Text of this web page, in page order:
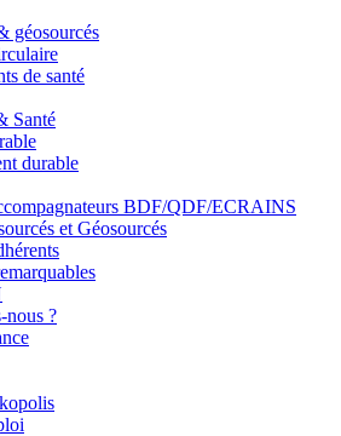
géosourcés
de santé
Santé
durable
BDF/QDF/ECRAINS
et Géosourcés
nous ?